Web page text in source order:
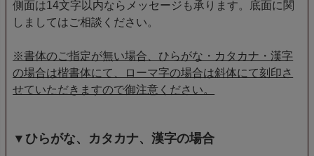
側面は14文字以内ならメッセージも承ります。底面に関
しましてはご相談ください。
※書体のご指定が無い場合、ひらがな・カタカナ・漢字
の場合は楷書体にて、ローマ字の場合は斜体にて刻印さ
せていただきますので御注意ください。
▼ひらがな、カタカナ、漢字の場合